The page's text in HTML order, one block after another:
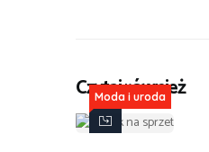
Czytaj również
Moda i uroda